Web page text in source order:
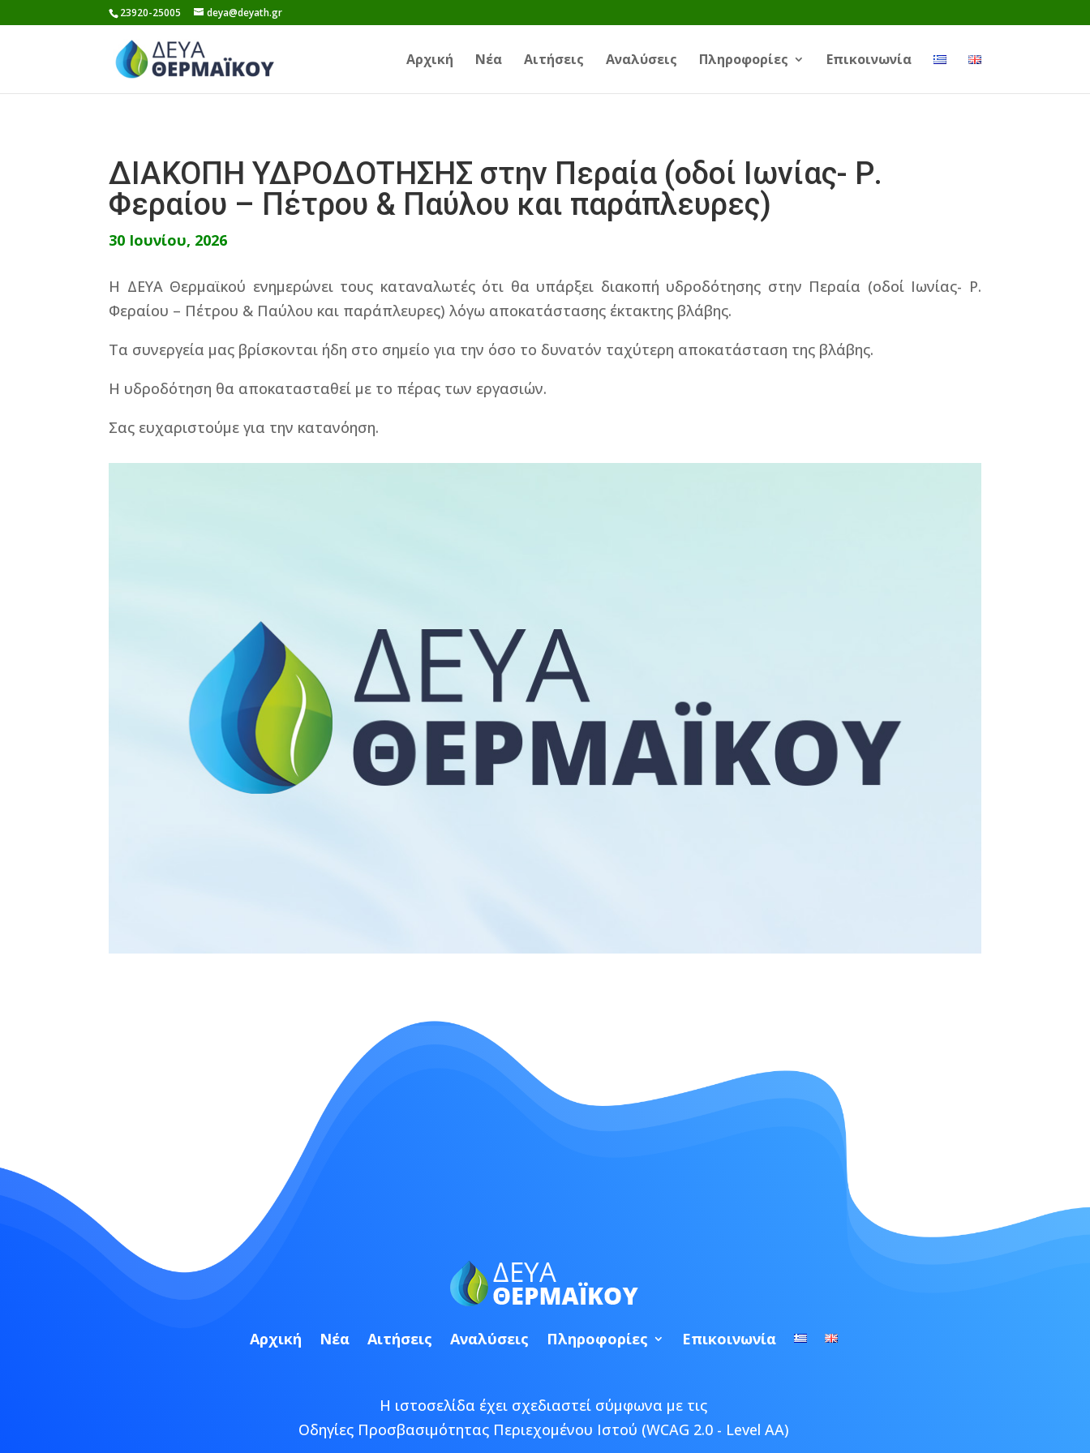
to
23920-25005 deya@deyath.gr
Αρχική Νέα Αιτήσεις Αναλύσεις Πληροφορίες Επικοινωνία
ΔΙΑΚΟΠΗ ΥΔΡΟΔΟΤΗΣΗΣ στην Περαία (οδοί Ιωνίας- Ρ.
Φεραίου – Πέτρου & Παύλου και παράπλευρες)
30 Ιουνίου, 2026
Η ΔΕΥΑ Θερμαϊκού ενημερώνει τους καταναλωτές ότι θα υπάρξει διακοπή υδροδότησης στην Περαία (οδοί Ιωνίας- Ρ.
Φεραίου – Πέτρου & Παύλου και παράπλευρες) λόγω αποκατάστασης έκτακτης βλάβης.
Τα συνεργεία μας βρίσκονται ήδη στο σημείο για την όσο το δυνατόν ταχύτερη αποκατάσταση της βλάβης.
Η υδροδότηση θα αποκατασταθεί με το πέρας των εργασιών.
Σας ευχαριστούμε για την κατανόηση.
Αρχική Νέα Αιτήσεις Αναλύσεις Πληροφορίες Επικοινωνία
Η ιστοσελίδα έχει σχεδιαστεί σύμφωνα με τις
Οδηγίες Προσβασιμότητας Περιεχομένου Ιστού (WCAG 2.0 - Level AA)